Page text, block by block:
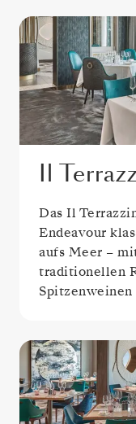
Il
Das Il
Endeavour
aufs Meer –
traditionellen